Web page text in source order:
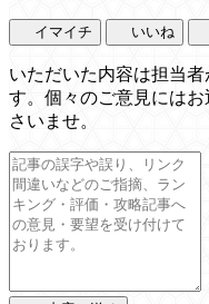
イマイチ いいね
いただいた内容は担当
す。個々のご意見には
さいませ。